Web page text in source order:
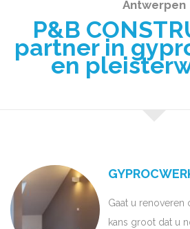
Antwerpen
P&B
partner in
en
Gaat u renoveren
kans groot dat u